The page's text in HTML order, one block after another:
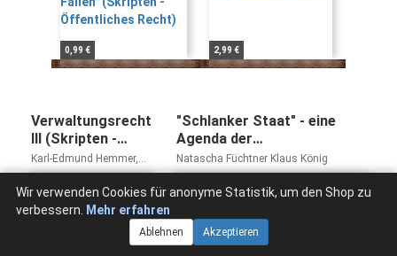
0,99 € 2,99 €
Verwaltungsrecht
III (Skripten -
Öffentliches
Recht)
Karl-Edmund Hemmer,
Achim Wüst,
Christensen, Michael
Grieger
"Schlanker Staat" - eine
Agenda der
Verwaltungsmodernisierung
im Bund
(Verwaltungsorganisation,
Öffentlicher Dienst)
Natascha Füchtner Klaus König
Wir verwenden Cookies für anonyme Statistik, um den Shop zu
verbessern.
Mehr erfahren
Ablehnen Akzeptieren